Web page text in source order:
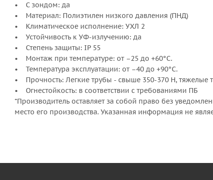
• С зондом: да
• Материал: Полиэтилен низкого давления (ПНД)
• Климатическое исполнение: УХЛ 2
• Устойчивость к УФ-излучению: да
• Степень защиты: IP 55
• Монтаж при температуре: от –25 до +60°С.
• Температура эксплуатации: от –40 до +90°С.
• Прочность: Легкие трубы - свыше 350-370 Н, тяжелые
• Огнестойкость: в соответствии с требованиями ПБ
*Производитель оставляет за собой право без
место его производства. Указанная информация не